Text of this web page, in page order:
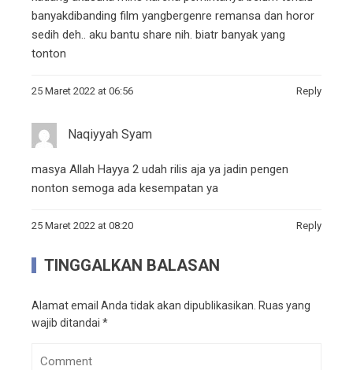
banyakdibanding film yangbergenre remansa dan horor
sedih deh.. aku bantu share nih. biatr banyak yang
tonton
25 Maret 2022 at 06:56 Reply
Naqiyyah Syam
masya Allah Hayya 2 udah rilis aja ya jadin pengen
nonton semoga ada kesempatan ya
25 Maret 2022 at 08:20 Reply
TINGGALKAN BALASAN
Alamat email Anda tidak akan dipublikasikan. Ruas yang
wajib ditandai *